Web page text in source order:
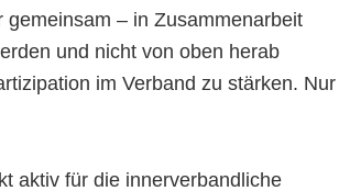
– in Zusammenarbeit
und nicht von oben herab
im Verband zu stärken. Nur
aktiv für die innerverbandliche